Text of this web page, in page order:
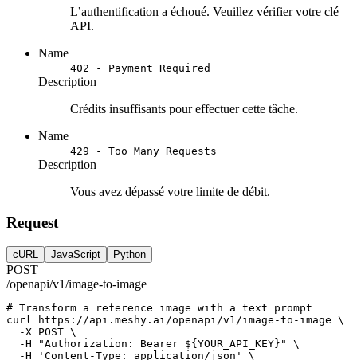
L’authentification a échoué. Veuillez vérifier votre clé
API.
Name
402 - Payment Required
Description
Crédits insuffisants pour effectuer cette tâche.
Name
429 - Too Many Requests
Description
Vous avez dépassé votre limite de débit.
Request
cURL JavaScript Python
POST
/openapi/v1/image-to-image
# Transform a reference image with a text prompt
curl
https://api.meshy.ai/openapi/v1/image-to-image \
-X POST \
-H
"Authorization: Bearer ${YOUR_API_KEY}"
\
-H
'Content-Type: application/json'
\